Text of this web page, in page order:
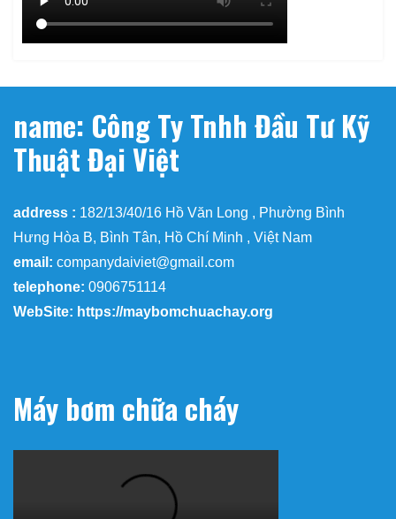
name: Công Ty Tnhh Đầu Tư Kỹ
Thuật Đại Việt
address : 182/13/40/16 Hồ Văn Long , Phường Bình
Hưng Hòa B, Bình Tân, Hồ Chí Minh , Việt Nam
email: companydaiviet@gmail.com
telephone: 0906751114
WebSite: https://maybomchuachay.org
Máy bơm chữa cháy